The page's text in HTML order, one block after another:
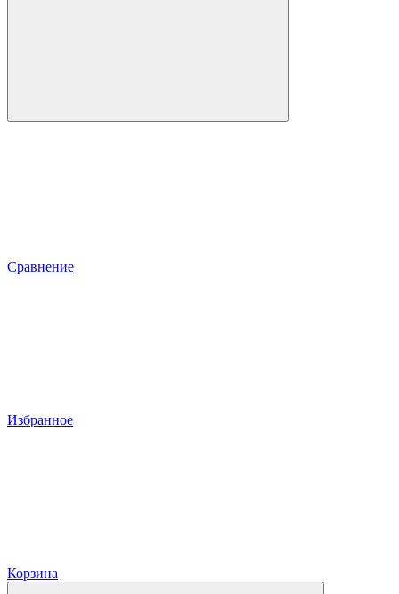
Сравнение
Избранное
Корзина